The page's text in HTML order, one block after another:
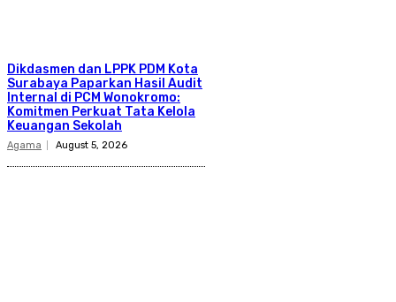
Dikdasmen dan LPPK PDM Kota
Surabaya Paparkan Hasil Audit
Internal di PCM Wonokromo:
Komitmen Perkuat Tata Kelola
Keuangan Sekolah
Agama August 5, 2026